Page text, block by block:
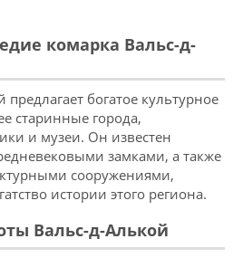
комарка Вальс-д-
богатое культурное
старинные города,
и музеи. Он известен
замками, а также
сооружениями,
истории этого региона.
Вальс-д-Алькой